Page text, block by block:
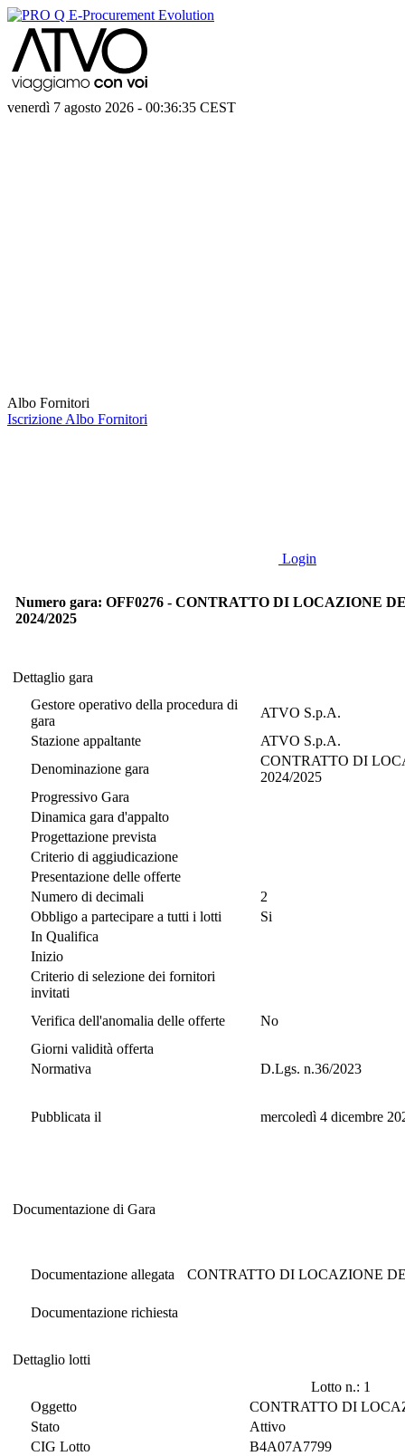
venerdì 7 agosto 2026 - 00:36:35 CEST
Albo Fornitori
Iscrizione Albo Fornitori
Login
Numero gara: OFF0276 - CONTRATTO DI LOCAZIONE
2024/2025
Dettaglio gara
Gestore operativo della procedura di
gara
ATVO S.p.A.
Stazione appaltante
ATVO S.p.A.
Denominazione gara
CONTRATTO DI
2024/2025
Progressivo Gara
Dinamica gara d'appalto
Progettazione prevista
Criterio di aggiudicazione
Presentazione delle offerte
Numero di decimali
2
Obbligo a partecipare a tutti i lotti
Si
In Qualifica
Inizio
Criterio di selezione dei fornitori
invitati
Verifica dell'anomalia delle offerte
No
Giorni validità offerta
Normativa
D.Lgs. n.36/2023
Pubblicata il mercoledì 4 dicembre
Documentazione di Gara
Documentazione allegata CONTRATTO DI LOCAZIONE
Documentazione richiesta
Dettaglio lotti
Lotto n.: 1
Oggetto
CONTRATTO DI
Stato
Attivo
CIG Lotto
B4A07A7799